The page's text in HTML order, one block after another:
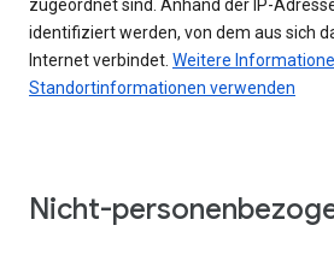
zugeordnet sind. Anhand der IP-
identifiziert werden, von dem aus sich
Internet verbindet. Weitere
Standortinformationen verwenden
Nicht-